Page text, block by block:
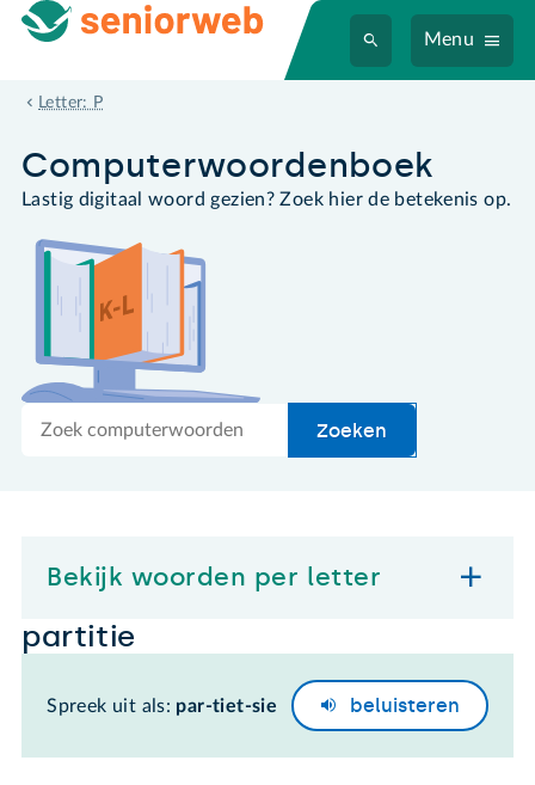
Menu
Letter: P
partitie
Computer­woordenboek
Lastig digitaal woord gezien? Zoek hier de betekenis op.
Zoek
Zoeken
Bekijk woorden per letter
partitie
Spreek uit als: par-tiet-sie beluisteren